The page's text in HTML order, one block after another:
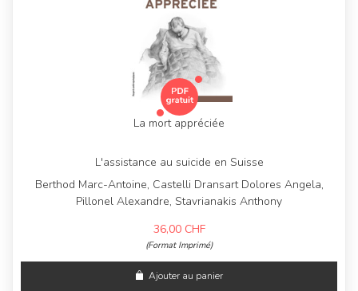
La mort appréciée
L'assistance au suicide en Suisse
Berthod Marc-Antoine, Castelli Dransart Dolores Angela,
Pillonel Alexandre, Stavrianakis Anthony
36,00 CHF
(Format Imprimé)
Ajouter au panier